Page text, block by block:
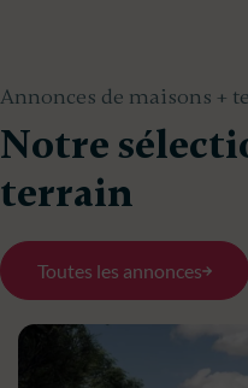
Annonces de maisons +
Notre
terrain
Toutes les annonces